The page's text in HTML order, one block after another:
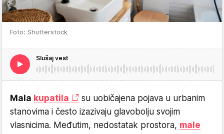
Foto: Shutterstock
Slušaj vest
Mala kupatila
su uobičajena pojava u urbanim
stanovima i često izazivaju glavobolju svojim
vlasnicima. Međutim, nedostatak prostora, male